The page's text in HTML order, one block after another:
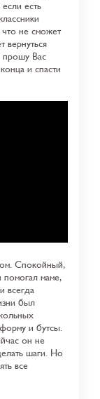
есть
что не сможет
вернуться
прошу Вас
и спасти
Спокойный,
маме,
всегда
был
и бутсы.
он не
шаги. Но
все